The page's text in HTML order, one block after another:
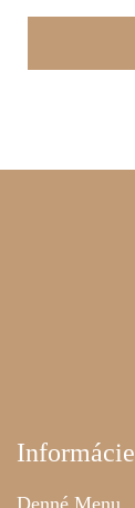
Informácie
Denné Menu